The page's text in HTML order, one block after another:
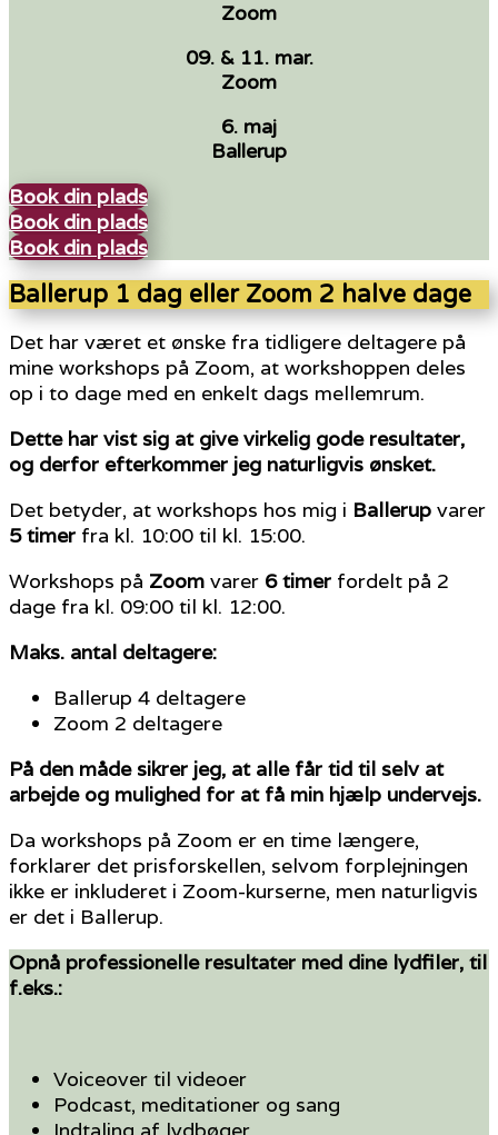
Zoom
09. & 11. mar.
Zoom
6. maj
Ballerup
Book din plads
Book din plads
Book din plads
Ballerup 1 dag eller Zoom 2 halve dage
Det har været et ønske fra tidligere deltagere på
mine workshops på Zoom, at workshoppen deles
op i to dage med en enkelt dags mellemrum.
Dette har vist sig at give virkelig gode resultater,
og derfor efterkommer jeg naturligvis ønsket.
Det betyder, at workshops hos mig i Ballerup varer
5 timer fra kl. 10:00 til kl. 15:00.
Workshops på Zoom varer 6 timer fordelt på 2
dage fra kl. 09:00 til kl. 12:00.
Maks. antal deltagere:
Ballerup 4 deltagere
Zoom 2 deltagere
På den måde sikrer jeg, at alle får tid til selv at
arbejde og mulighed for at få min hjælp undervejs.
Da workshops på Zoom er en time længere,
forklarer det prisforskellen, selvom forplejningen
ikke er inkluderet i Zoom-kurserne, men naturligvis
er det i Ballerup.
Opnå professionelle resultater med dine lydfiler, til
f.eks.:
Voiceover til videoer
Podcast, meditationer og sang